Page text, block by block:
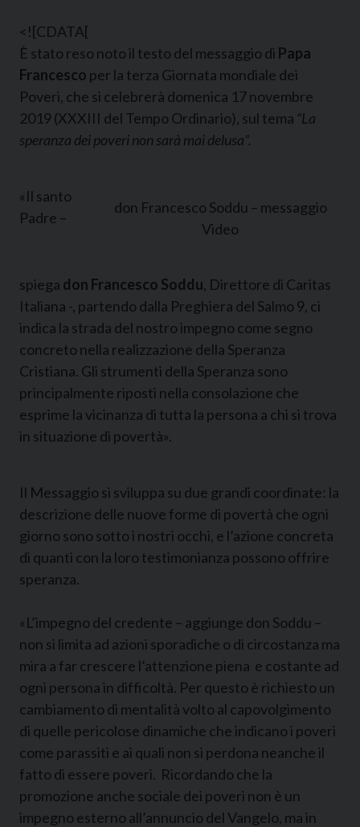
<![CDATA[
È stato reso noto il testo del messaggio di Papa
Francesco per la terza Giornata mondiale dei
Poveri, che si celebrerà domenica 17 novembre
2019 (XXXIII del Tempo Ordinario), sul tema “La
speranza dei poveri non sarà mai delusa”.
don Francesco Soddu – messaggio
Video
«Il santo
Padre –
spiega don Francesco Soddu, Direttore di Caritas
Italiana -, partendo dalla Preghiera del Salmo 9, ci
indica la strada del nostro impegno come segno
concreto nella realizzazione della Speranza
Cristiana. Gli strumenti della Speranza sono
principalmente riposti nella consolazione che
esprime la vicinanza di tutta la persona a chi si trova
in situazione di povertà».
Il Messaggio si sviluppa su due grandi coordinate: la
descrizione delle nuove forme di povertà che ogni
giorno sono sotto i nostri occhi, e l’azione concreta
di quanti con la loro testimonianza possono offrire
speranza.
«L’impegno del credente – aggiunge don Soddu –
non si limita ad azioni sporadiche o di circostanza ma
mira a far crescere l’attenzione piena e costante ad
ogni persona in difficoltà. Per questo è richiesto un
cambiamento di mentalità volto al capovolgimento
di quelle pericolose dinamiche che indicano i poveri
come parassiti e ai quali non si perdona neanche il
fatto di essere poveri. Ricordando che la
promozione anche sociale dei poveri non è un
impegno esterno all’annuncio del Vangelo, ma in